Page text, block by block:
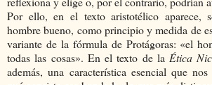
Por ello, en el texto aristotélico aparece,
hombre bueno, como principio y medida de
variante de la fórmula de Protágoras: «el
todas las cosas». En el texto de la Ética
además, una característica esencial que